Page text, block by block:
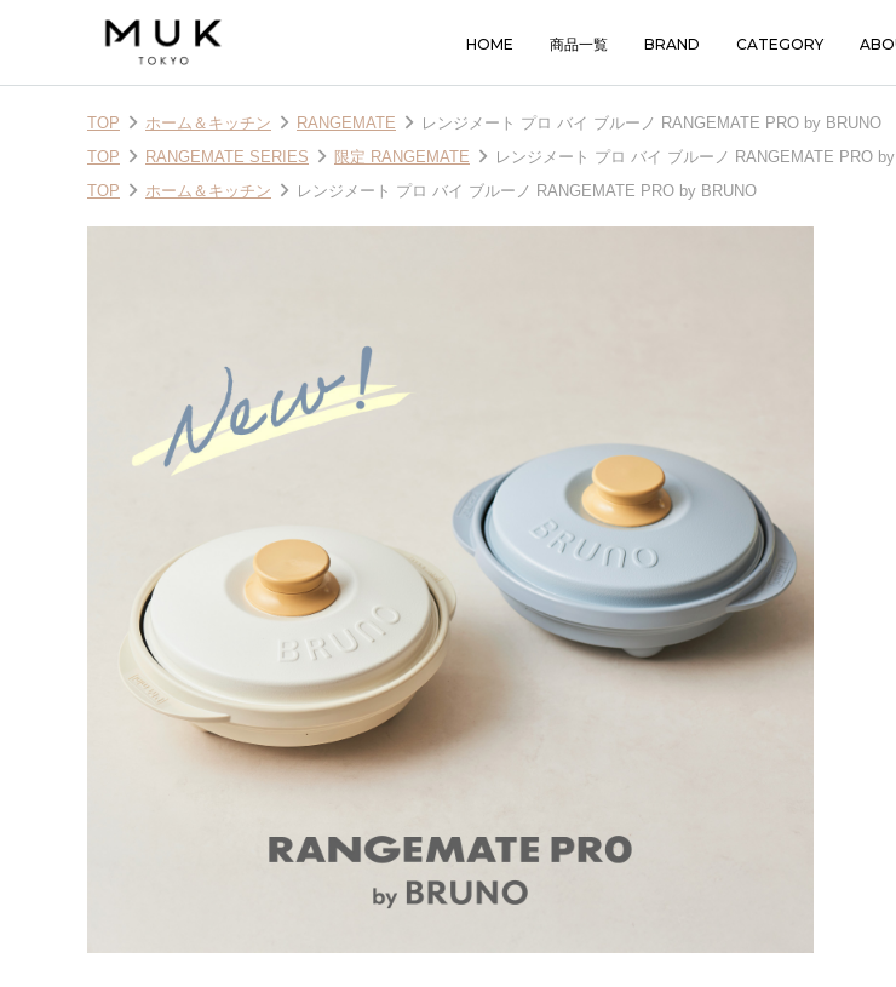
HOME 商品一覧 BRAND CATEGORY
TOP ホーム＆キッチン RANGEMATE
レンジメート プロ バイ ブルーノ RANGEMATE PRO by BRUNO
TOP
RANGEMATE SERIES 限定 RANGEMATE
レンジメート プロ バイ ブルーノ RANGEMATE PRO
TOP
ホーム＆キッチン レンジメート プロ バイ ブルーノ RANGEMATE PRO by BRUNO